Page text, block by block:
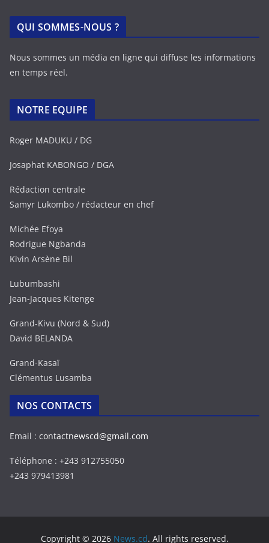
QUI SOMMES-NOUS ?
Nous sommes un média en ligne qui diffuse les informations
en temps réel.
NOTRE EQUIPE
Roger MADUKU / DG
Josaphat KABONGO / DGA
Rédaction centrale
Samyr Lukombo / rédacteur en chef
Michée Efoya
Rodrigue Ngbanda
Kivin Arsène Bil
Lubumbashi
Jean-Jacques Kitenge
Grand-Kivu (Nord & Sud)
David BELANDA
Grand-Kasaï
Clémentus Lusamba
NOS CONTACTS
Email : contactnewscd@gmail.com
Téléphone : +243 912755050
+243 979413981
Copyright © 2026 News.cd. All rights reserved.